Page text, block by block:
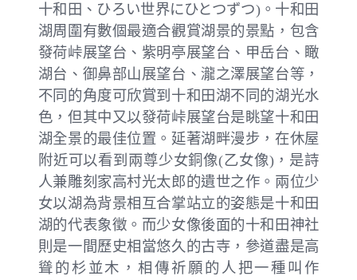
十和田、ひろい世界にひとつずつ)。十和田
湖周圍有數個最適合觀賞湖景的景點，包含
發荷峠展望台、紫明亭展望台、甲岳台、瞰
湖台、御鼻部山展望台、瀧之澤展望台等，
不同的角度可欣賞到十和田湖不同的湖光水
色，但其中又以發荷峠展望台是眺望十和田
湖全景的最佳位置。延著湖畔漫步，在休屋
附近可以看到兩尊少女銅像(乙女像)，是詩
人兼雕刻家高村光太郎的遺世之作。兩位少
女以湖為背景相互合掌站立的姿態是十和田
湖的代表象徵。而少女像後面的十和田神社
則是一間歷史相當悠久的古寺，參道盡是高
聳的杉並木，相傳祈願的人把一種叫作